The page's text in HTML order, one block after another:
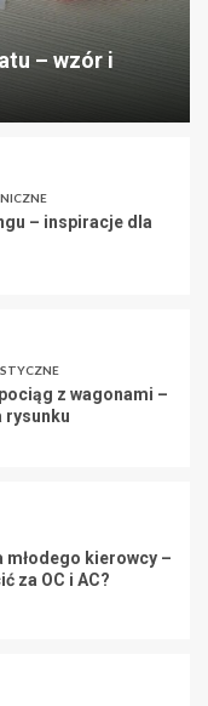
– wzór i
– inspiracje dla
z wagonami –
rysunku
młodego kierowcy –
za OC i AC?